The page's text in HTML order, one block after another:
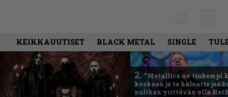
KEIKKAUUTISET BLACK METAL SINGLE
2. ”Metallica on tiukempi
koskaan ja te haluatte
nulikan yrittävän olla